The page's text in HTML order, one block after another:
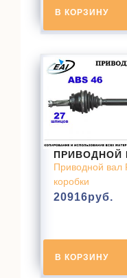
В КОРЗИНУ
ПРИВОДНОЙ
Приводной вал
коробки
20916руб.
В КОРЗИНУ